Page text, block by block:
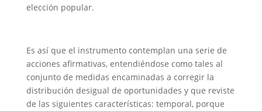
elección popular.
Es así que el instrumento contemplan una serie de
acciones afirmativas, entendiéndose como tales al
conjunto de medidas encaminadas a corregir la
distribución desigual de oportunidades y que reviste
de las siguientes características: temporal, porque